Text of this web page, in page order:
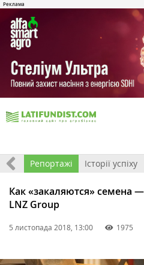
Ігри Репортажі Історії успіху
Как «закаляются» семена
LNZ Group
5 листопада 2018, 13:00 1975